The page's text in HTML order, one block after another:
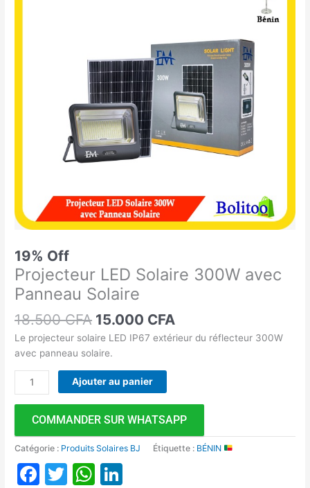
19% Off
Projecteur LED Solaire 300W avec
Panneau Solaire
18.500CFA 15.000 CFA
15.000 CFA.
Le projecteur solaire LED IP67 extérieur du réflecteur 300W
avec panneau solaire.
Ajouter au panier
COMMANDER SUR WHATSAPP
Catégorie : Produits Solaires BJ Étiquette : BÉNIN
Facebook
TwitterWhatsApp